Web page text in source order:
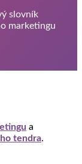
slovník
marketingu
a
tendra.